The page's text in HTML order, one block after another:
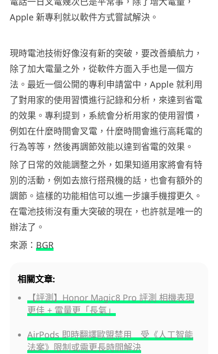
Apple 新專利就以軟件方式嘗試解決。
現時電池技術好像沒有新的突破，要改善續航力，
除了加大電量之外，從軟件方面入手也是一個方
法。最近一個公開的專利申請當中，Apple 就利用
了對用家的使用習慣進行記錄和分析，來達到省電
的效果。專利提到，系統會分析用家的使用習慣，
例如在什麼時間會叉電，什麼時間會進行高耗電的
行為等等，然後再調節效能以達到省電的效果。
除了日常的效能調整之外，如果知道用家將會有特
別的活動，例如去旅行搭飛機的話，也會有額外的
調節。這樣的功能相信可以進一步讓手機撐更久。
在電池技術沒有重大突破的現在，也許就是唯一的
辦法了。
來源： BGR
相關文章:
【評測】Honor Magic8 Pro 評測 相機表現
更佳 + 電量更「長氣」
AirPods 即時翻譯歐盟禁用 受《人工智能
法案》限制或需更長時間解決